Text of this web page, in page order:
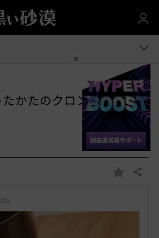
かたのクロン石ポルボ
お 共有する